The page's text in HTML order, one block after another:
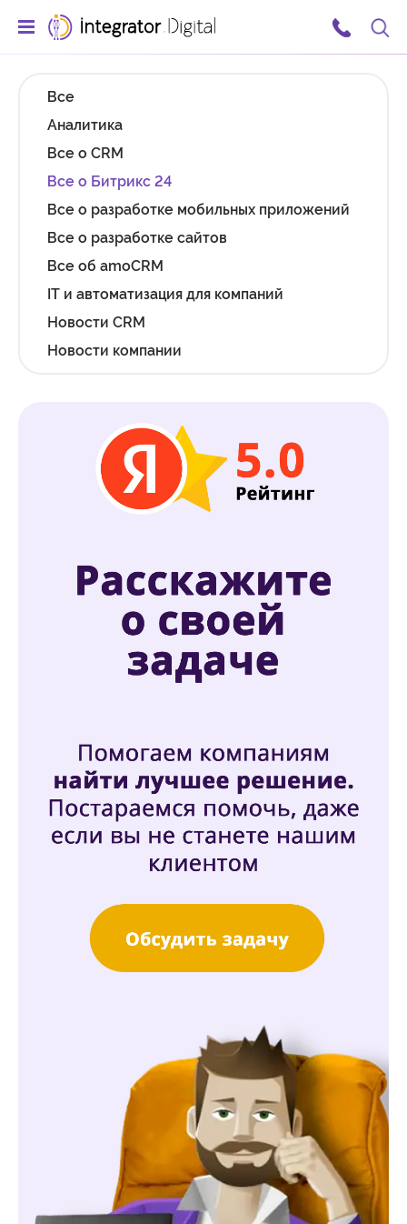
Ссылка на главную страницу
Все
Аналитика
Все о CRM
Все о Битрикс 24
Все о разработке мобильных приложений
Все о разработке сайтов
Все об amoCRM
IT и автоматизация для компаний
Новости CRM
Новости компании